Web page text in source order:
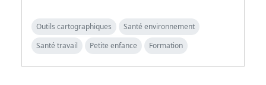
Outils cartographiques
Santé environnement
Santé travail
Petite enfance Formation